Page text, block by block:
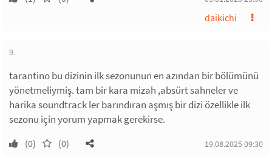
daikichi
9.
tarantino bu dizinin ilk sezonunun en azından bir bölümünü
yönetmeliymiş. tam bir kara mizah ,absürt sahneler ve
harika soundtrack ler barındıran aşmış bir dizi özellikle ilk
sezonu için yorum yapmak gerekirse.
(0) (0) 19.08.2025 09:30